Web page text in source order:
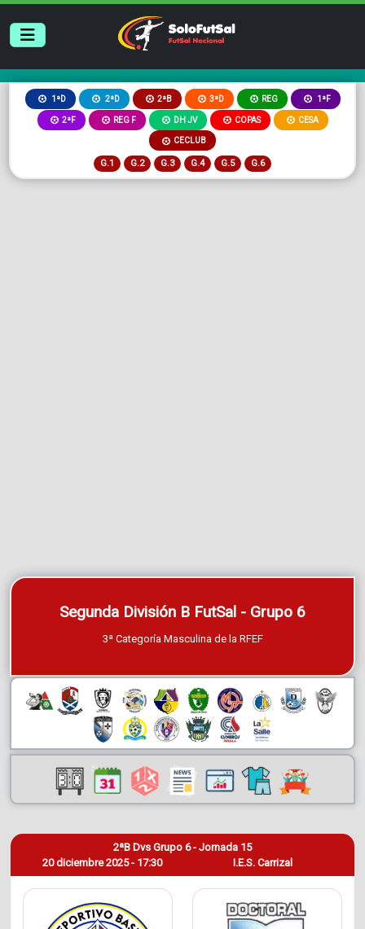
1ªD 2ªD 2ªB 3ªD REG 1ªF
2ªF REG F DH JV COPAS CESA
CECLUB
G.1 G.2 G.3 G.4 G.5 G.6
Segunda División B FutSal - Grupo 6
3ª Categoría Masculina de la RFEF
20 diciembre 2025 - 17:30
2ªB Dvs Grupo 6 - Jornada 15
I.E.S. Carrizal